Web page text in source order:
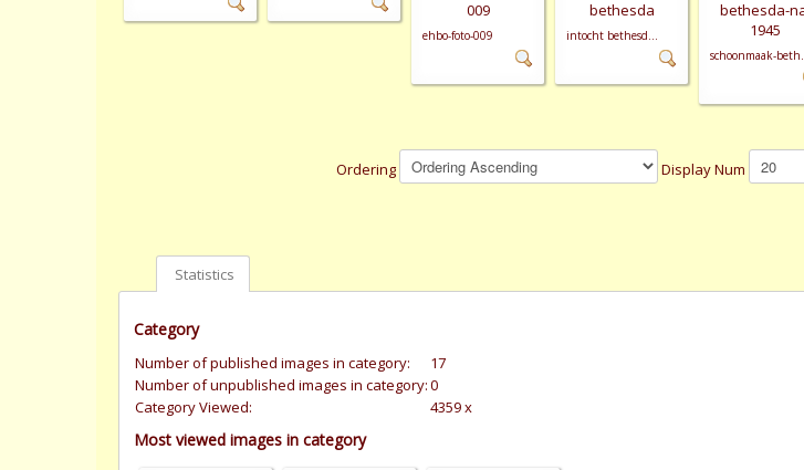
ehbo-foto-009
intocht bethesd...
schoonmaak-beth...
Ordering Display Num
Statistics
Category
Number of published images in category:
17
Number of unpublished images in category:0
Category Viewed:
4359 x
Most viewed images in category